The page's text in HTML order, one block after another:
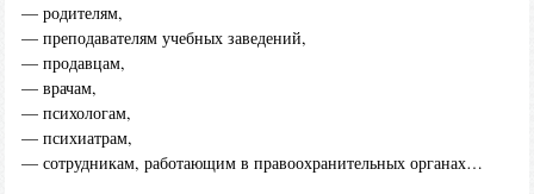
— родителям,
— преподавателям учебных заведений,
— продавцам,
— врачам,
— психологам,
— психиатрам,
— сотрудникам, работающим в правоохранительных органах…